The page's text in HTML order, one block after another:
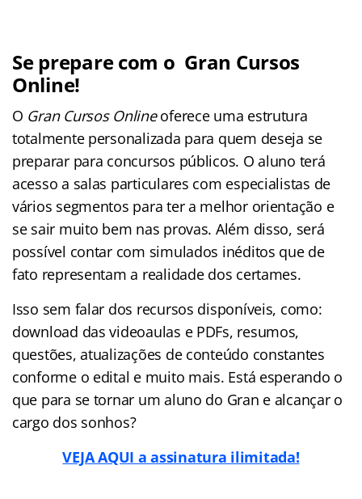
Se prepare com o Gran Cursos
Online!
O Gran Cursos Onlineoferece uma estrutura
totalmente personalizada para quem deseja se
preparar para concursos públicos. O aluno terá
acesso a salas particulares com especialistas de
vários segmentos para ter a melhor orientação e
se sair muito bem nas provas. Além disso, será
possível contar com simulados inéditos que de
fato representam a realidade dos certames.
Isso sem falar dos recursos disponíveis, como:
download das videoaulas e PDFs, resumos,
questões, atualizações de conteúdo constantes
conforme o edital e muito mais. Está esperando o
que para se tornar um aluno do Gran e alcançar o
cargo dos sonhos?
VEJA AQUI a assinatura ilimitada!